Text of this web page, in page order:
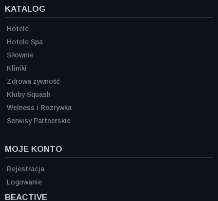
KATALOG
Hotele
Hotele Spa
Siłownie
Kliniki
Zdrowa żywność
Kluby Squash
Welness i Rozrywka
Serwisy Partnerskie
MOJE KONTO
Rejestracja
Logowanie
BEACTIVE